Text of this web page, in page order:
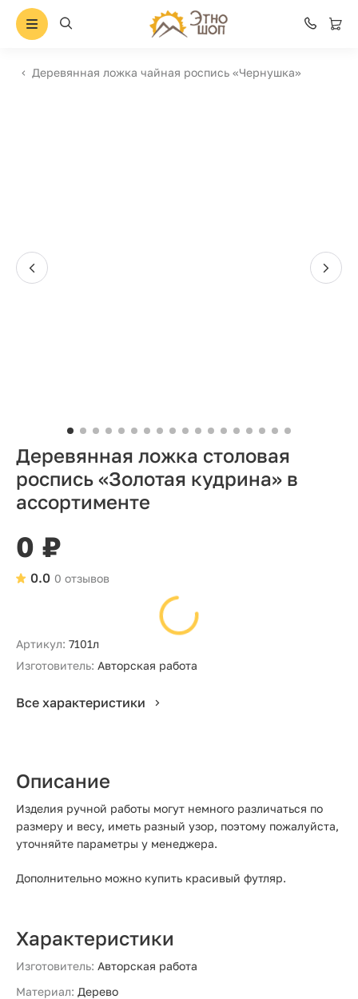
Деревянная ложка чайная роспись «Чернушка»
Деревянная ложка столовая
роспись «Золотая кудрина» в
ассортименте
0 ₽
0 отзывов
0.0
Артикул: 7101л
Изготовитель: Авторская работа
Все характеристики
Описание
Изделия ручной работы могут немного различаться по
размеру и весу, иметь разный узор, поэтому пожалуйста,
уточняйте параметры у менеджера.
Дополнительно можно купить красивый футляр.
Характеристики
Изготовитель: Авторская работа
Материал: Дерево